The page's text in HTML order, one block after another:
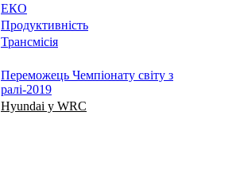
ЕКО
Продуктивність
Трансмісія
Переможець Чемпіонату світу з
ралі-2019
Hyundai у WRC